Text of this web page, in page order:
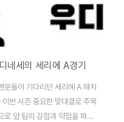
네세의 세리에 A경기
들이 기다리던 세리에 A 매치
번 시즌 중요한 맞대결로 주목
로 양 팀의 강점과 약점을 파악